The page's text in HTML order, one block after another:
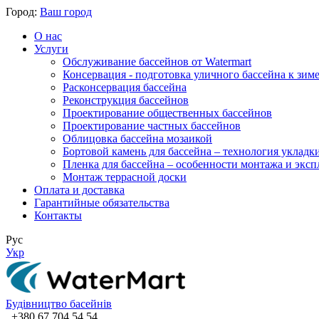
Город: Ваш город
О нас
Услуги
Обслуживание бассейнов от Watermart
Консервация - подготовка уличного бассейна к зиме
Расконсервация бассейна
Реконструкция бассейнов
Проектирование общественных бассейнов
Проектирование частных бассейнов
​Облицовка бассейна мозаикой
Бортовой камень для бассейна – технология
Пленка для бассейна – особенности монтажа и
Монтаж террасной доски
Оплата и доставка
Гарантийные обязательства
Контакты
Рус
Укр
Будівництво басейнів
+380 67 704 54 54